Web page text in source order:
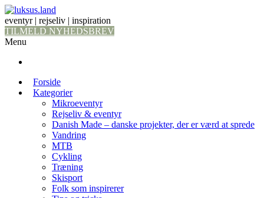
eventyr | rejseliv | inspiration
TILMELD NYHEDSBREV
Menu
Forside
Kategorier
Mikroeventyr
Rejseliv & eventyr
Danish Made – danske projekter, der er værd at sprede
Vandring
MTB
Cykling
Træning
Skisport
Folk som inspirerer